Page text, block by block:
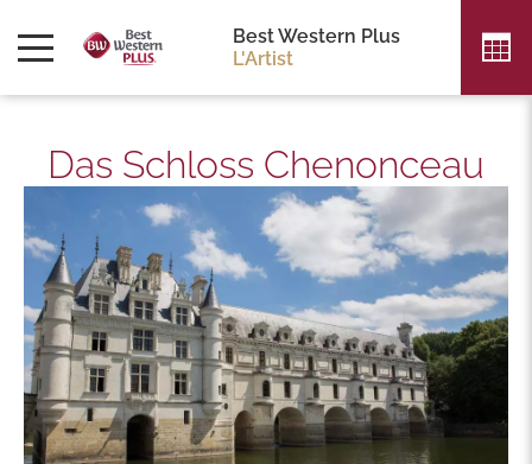
Best Western Plus
L'Artist
Das Schloss Chenonceau